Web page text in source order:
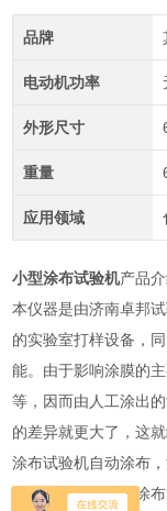
品牌
电动机功率
外形尺寸
重量
应用领域
小型涂布试验机产品介
本仪器是由济南卓邦
的实验室打样设备，
能。 由于影响涂膜的
等，因而由人工涂出
的差异就更大了，这
涂布试验机自动涂布
本上解决了，手工涂